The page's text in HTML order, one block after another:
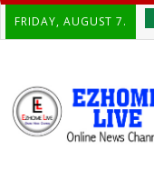
FRIDAY, AUGUST 7.